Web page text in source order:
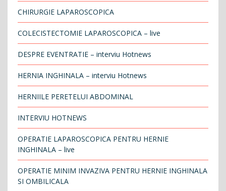
CHIRURGIE LAPAROSCOPICA
COLECISTECTOMIE LAPAROSCOPICA – live
DESPRE EVENTRATIE – interviu Hotnews
HERNIA INGHINALA – interviu Hotnews
HERNIILE PERETELUI ABDOMINAL
INTERVIU HOTNEWS
OPERATIE LAPAROSCOPICA PENTRU HERNIE
INGHINALA – live
OPERATIE MINIM INVAZIVA PENTRU HERNIE INGHINALA
SI OMBILICALA